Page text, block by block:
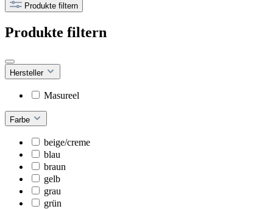
Produkte filtern
Produkte filtern
Hersteller
Masureel
Farbe
beige/creme
blau
braun
gelb
grau
grün